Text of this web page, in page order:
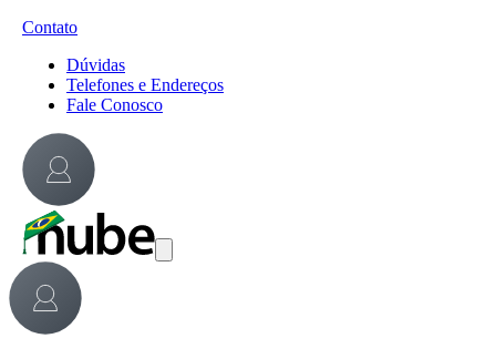
Contato
Dúvidas
Telefones e Endereços
Fale Conosco